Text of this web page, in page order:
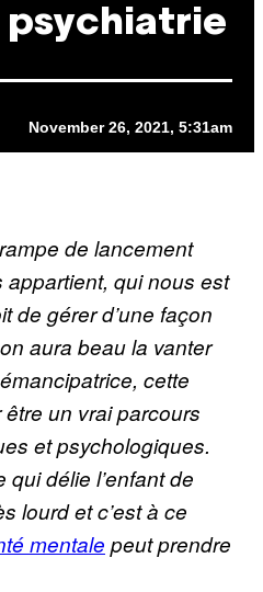
psychiatrie
November 26, 2021, 5:31am
de lancement
qui nous est
de gérer d’une façon
aura beau la vanter
cette
un vrai parcours
et psychologiques.
délie l’enfant de
lourd et c’est à ce
mentale peut prendre